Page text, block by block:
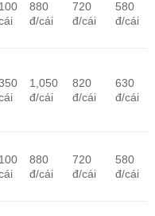
880
đ/cái
720
đ/cái
580
đ/cái
1,050
đ/cái
820
đ/cái
630
đ/cái
880
đ/cái
720
đ/cái
580
đ/cái